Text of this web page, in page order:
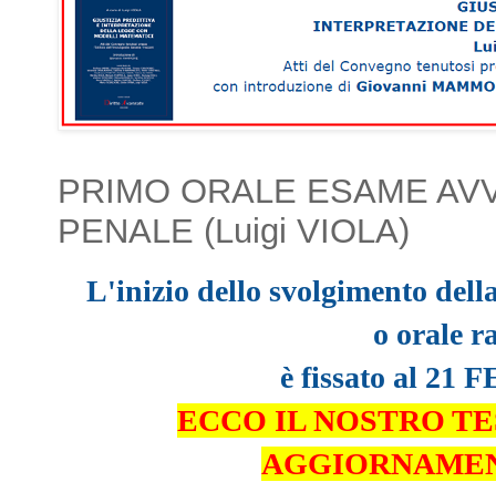
PRIMO ORALE ESAME
PENALE (Luigi VIOLA)
L'inizio dello svolgimento
o orale
è fissato al 21
ECCO IL NOSTRO